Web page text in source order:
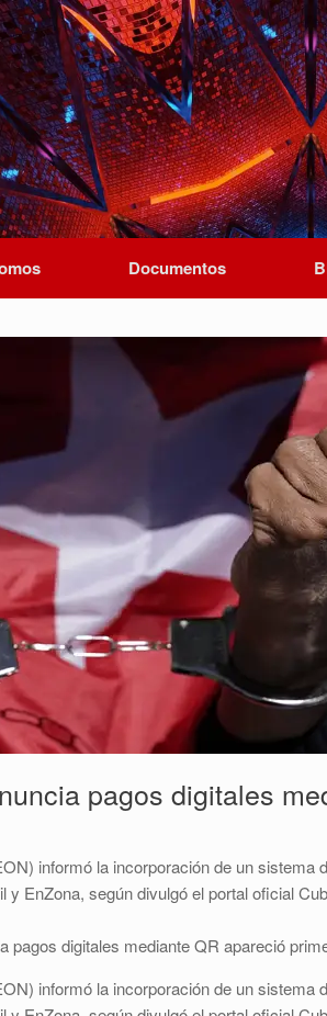
Documentos
pagos digitales
informó la incorporación de un sistema
EnZona, según divulgó el portal oficial
pagos digitales mediante QR apareció
informó la incorporación de un sistema